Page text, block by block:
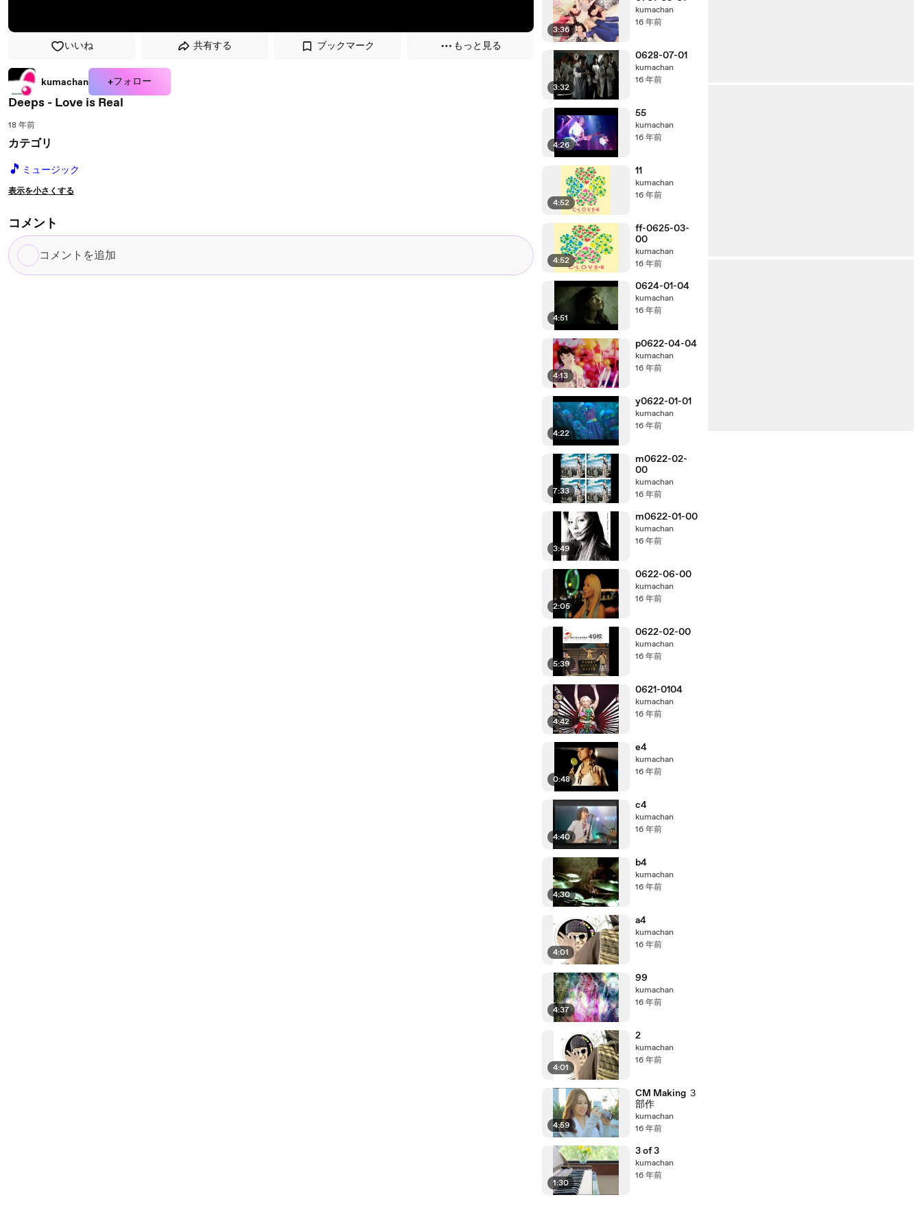
いいね 共有する ブックマーク もっと見る
kumachan +フォロー
Deeps - Love is Real
18 年前
カテゴリ
🎵 ミュージック
表示を小さくする
コメント
コ
メ
3:36
kumachan
16 年前
3:32
0628-07-01
kumachan
16 年前
4:26
55
kumachan
16 年前
4:52
11
kumachan
16 年前
4:52
ff-0625-03-
00
kumachan
16 年前
4:51
0624-01-04
kumachan
16 年前
4:13
p0622-04-04
kumachan
16 年前
4:22
y0622-01-01
kumachan
16 年前
7:33
m0622-02-
00
kumachan
16 年前
3:49
m0622-01-00
kumachan
16 年前
2:05
0622-06-00
kumachan
16 年前
5:39
0622-02-00
kumachan
16 年前
4:42
0621-0104
kumachan
16 年前
0:48
e4
kumachan
16 年前
4:40
c4
kumachan
16 年前
4:30
b4
kumachan
16 年前
4:01
a4
kumachan
16 年前
4:37
99
kumachan
16 年前
4:01
2
kumachan
16 年前
4:59
CM Making ３
部作
kumachan
16 年前
1:30
3 of 3
kumachan
16 年前